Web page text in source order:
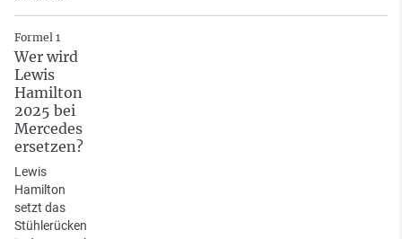
Formel 1
Wer wird
Lewis
Hamilton
2025 bei
Mercedes
ersetzen?
Lewis
Hamilton
setzt das
Stühlerücken